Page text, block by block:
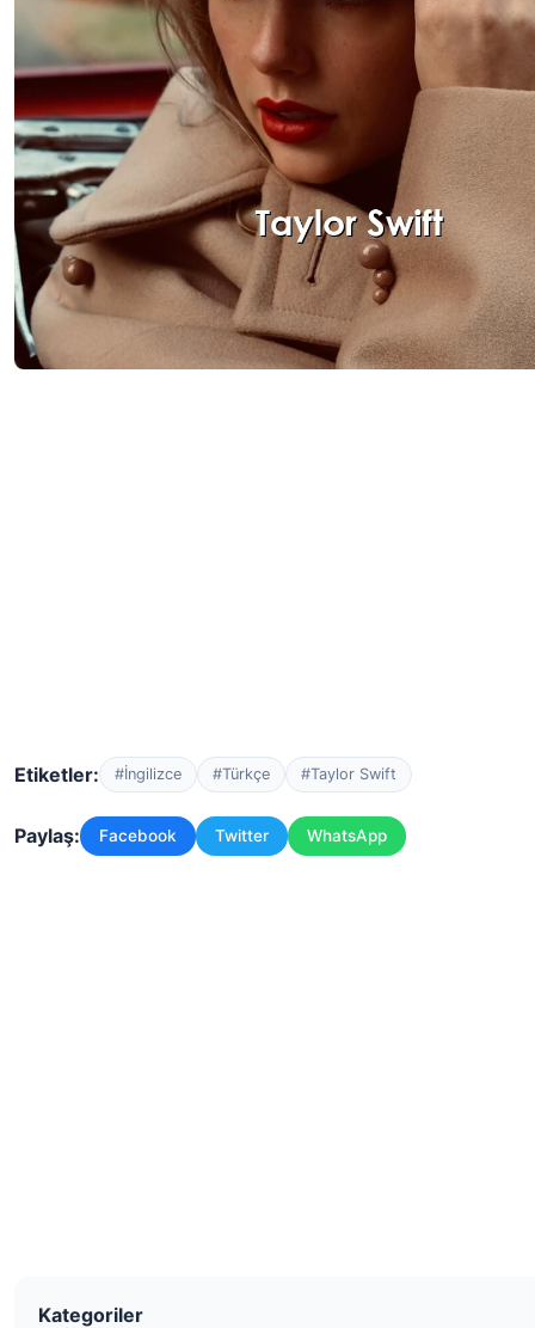
Etiketler: #İngilizce #Türkçe #Taylor Swift
Paylaş: Facebook Twitter WhatsApp
Kategoriler